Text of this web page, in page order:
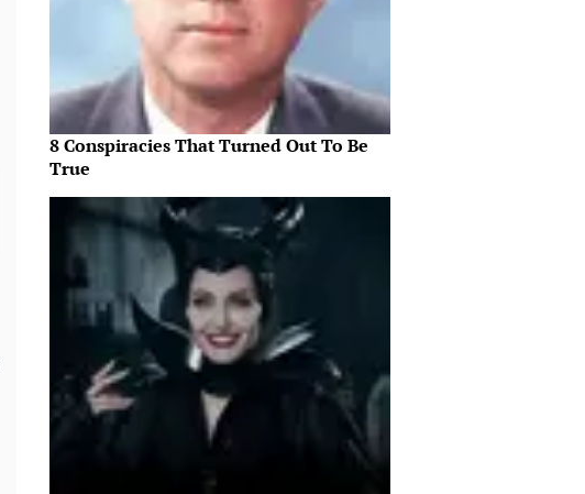
8 Conspiracies That Turned Out To Be
True